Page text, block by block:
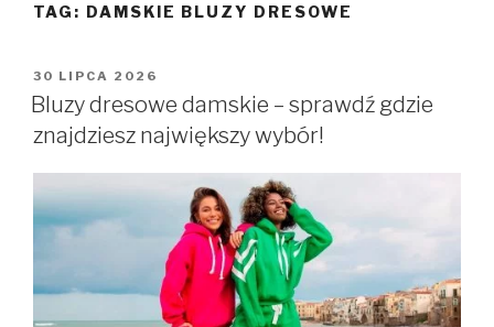
TAG: DAMSKIE BLUZY DRESOWE
OPUBLIKOWANE
W
30 LIPCA 2026
Bluzy dresowe damskie – sprawdź gdzie
znajdziesz największy wybór!